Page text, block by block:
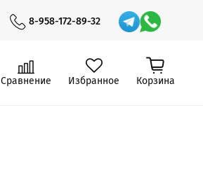
8-958-172-89-32
Сравнение Избранное Корзина